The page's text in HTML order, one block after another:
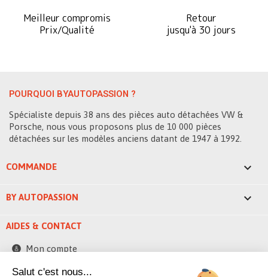
Meilleur compromis
Prix/Qualité
Retour
jusqu'à 30 jours
POURQUOI BYAUTOPASSION ?
Spécialiste depuis 38 ans des pièces auto détachées VW &
Porsche, nous vous proposons plus de 10 000 pièces
détachées sur les modèles anciens datant de 1947 à 1992.
COMMANDE 
BY AUTOPASSION 
AIDES & CONTACT
Mon compte
Contactez-nous
Salut c'est nous...